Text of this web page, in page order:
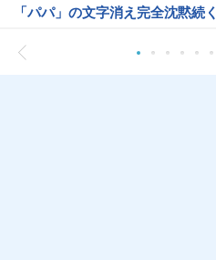
「パパ」の文字消え完全沈黙続く